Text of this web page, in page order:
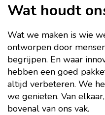
Wat houdt
Wat we maken is wie
ontworpen door
begrijpen. En waar
hebben een goed
altijd verbeteren. We
we genieten. Van
bovenal van ons vak.